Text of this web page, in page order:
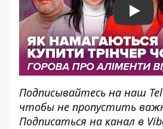
Play
Подписывайтесь на наш
чтобы не пропустить
Подписаться на канал в